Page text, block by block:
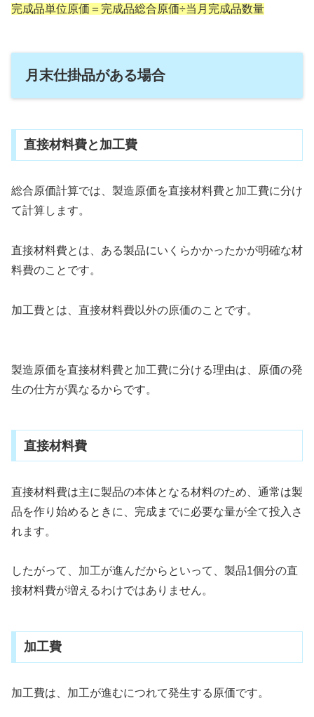
完成品単位原価＝完成品総合原価÷当月完成品数量
月末仕掛品がある場合
直接材料費と加工費
総合原価計算では、製造原価を直接材料費と加工費に分け
て計算します。
直接材料費とは、ある製品にいくらかかったかが明確な材
料費のことです。
加工費とは、直接材料費以外の原価のことです。
製造原価を直接材料費と加工費に分ける理由は、原価の発
生の仕方が異なるからです。
直接材料費
直接材料費は主に製品の本体となる材料のため、通常は製
品を作り始めるときに、完成までに必要な量が全て投入さ
れます。
したがって、加工が進んだからといって、製品1個分の直
接材料費が増えるわけではありません。
加工費
加工費は、加工が進むにつれて発生する原価です。